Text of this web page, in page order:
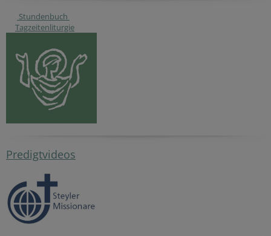
Stundenbuch
Tagzeitenliturgie
Predigtvideos